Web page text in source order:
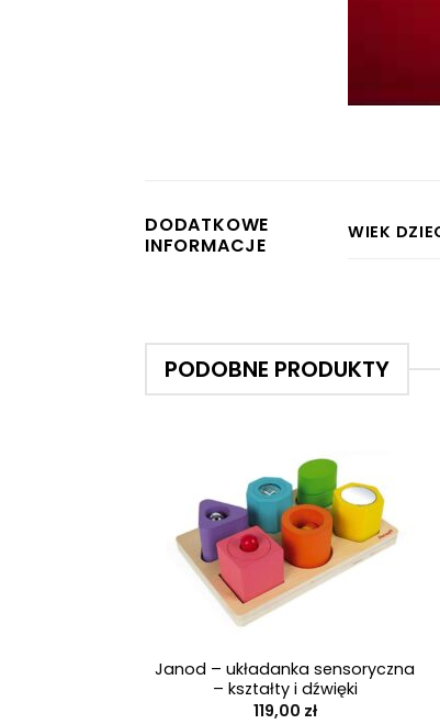
DODATKOWE
INFORMACJE
WIEK
Janod – układanka sensoryczna
– kształty i dźwięki
119,00 zł
PODOBNE PRODUKTY